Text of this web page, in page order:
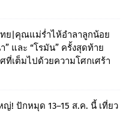
|คุณแม่ร่ำไห้อำลาลูกน้อย
” และ “โรมัน” ครั้งสุดท้าย
ที่เต็มไปด้วยความโศกเศร้า
ญ่! ปักหมุด 13–15 ส.ค. นี้ เที่ยว